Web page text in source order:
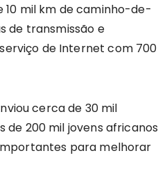
mil km de caminho-de-
de transmissão e
de Internet com 700
cerca de 30 mil
de 200 mil jovens africanos
para melhorar